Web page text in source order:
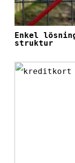
Enkel
struktur